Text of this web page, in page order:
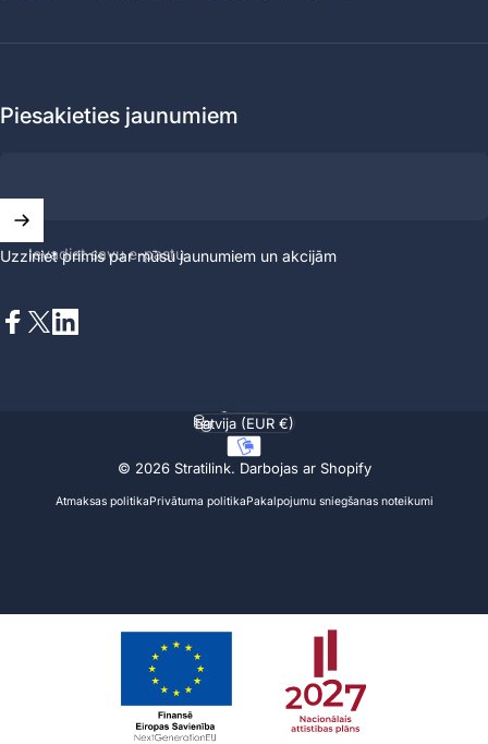
Piesakieties jaunumiem
Ievadiet savu e-pastu
Uzziniet primis par mūsu jaunumiem un akcijām
© 2026 Stratilink. Darbojas ar Shopify
Atmaksas politikaPrivātuma politikaPakalpojumu sniegšanas noteikumi
Valoda
Valsts/reģions
Latvija (EUR €)